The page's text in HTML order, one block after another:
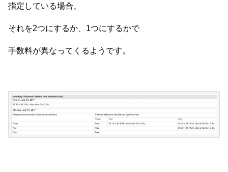
指定している場合、
それを2つにするか、1つにするかで
手数料が異なってくるようです。